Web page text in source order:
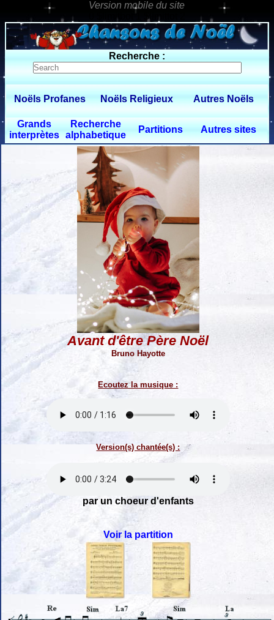
0 $limitbot 1 $limittot 2
Recherche :
Noëls Profanes Noëls Religieux Autres Noëls
Grands
interprètes
Recherche
alphabetique
Partitions Autres sites
Avant d'être Père Noël
Bruno Hayotte
Ecoutez la musique :
Version(s) chantée(s) :
par un choeur d'enfants
Voir la partition